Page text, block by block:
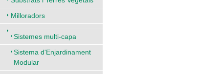
Milloradors
Sistemes multi-capa
Sistema d'Enjardinament
Modular